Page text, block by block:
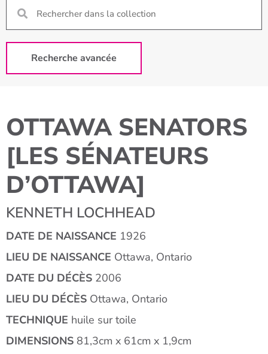
Recherche avancée
OTTAWA SENATORS
[LES SÉNATEURS
D’OTTAWA]
KENNETH LOCHHEAD
DATE DE NAISSANCE 1926
LIEU DE NAISSANCE Ottawa, Ontario
DATE DU DÉCÈS 2006
LIEU DU DÉCÈS Ottawa, Ontario
TECHNIQUE huile sur toile
DIMENSIONS 81,3cm x 61cm x 1,9cm